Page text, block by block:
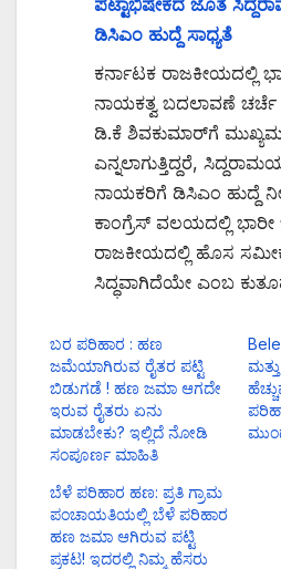
ಪಟ್ಟಾಭಿಷೇಕದ ಜೊತೆ
ಡಿಸಿಎಂ ಹುದ್ದೆ ಸಾಧ್ಯತೆ
ಕರ್ನಾಟಕ ರಾಜಕೀಯದಲ್ಲಿ
ನಾಯಕತ್ವ ಬದಲಾವಣೆ ಚರ್ಚೆ
ಡಿ.ಕೆ ಶಿವಕುಮಾರ್‌ಗೆ
ಎನ್ನಲಾಗುತ್ತಿದ್ದರೆ,
ನಾಯಕರಿಗೆ ಡಿಸಿಎಂ ಹುದ್ದೆ
ಕಾಂಗ್ರೆಸ್ ವಲಯದಲ್ಲಿ ಭಾರೀ
ರಾಜಕೀಯದಲ್ಲಿ ಹೊಸ
ಸಿದ್ಧವಾಗಿದೆಯೇ ಎಂಬ
ಬರ ಪರಿಹಾರ : ಹಣ
ಜಮೆಯಾಗಿರುವ ರೈತರ ಪಟ್ಟಿ
ಬಿಡುಗಡೆ ! ಹಣ ಜಮಾ ಆಗದೇ
ಇರುವ ರೈತರು ಏನು
ಮಾಡಬೇಕು? ಇಲ್ಲಿದೆ ನೋಡಿ
ಸಂಪೂರ್ಣ ಮಾಹಿತಿ
ಬೆಳೆ ಪರಿಹಾರ ಹಣ: ಪ್ರತಿ ಗ್ರಾಮ
ಪಂಚಾಯತಿಯಲ್ಲಿ ಬೆಳೆ ಪರಿಹಾರ
ಹಣ ಜಮಾ ಆಗಿರುವ ಪಟ್ಟಿ
ಪ್ರಕಟ! ಇದರಲ್ಲಿ ನಿಮ್ಮ ಹೆಸರು